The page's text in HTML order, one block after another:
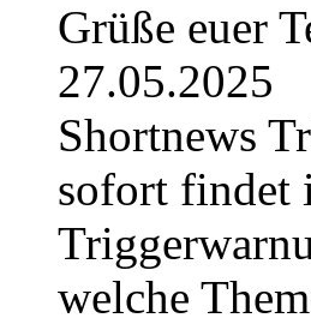
Grüße euer
27.05.2025
Shortnews
sofort findet
welche